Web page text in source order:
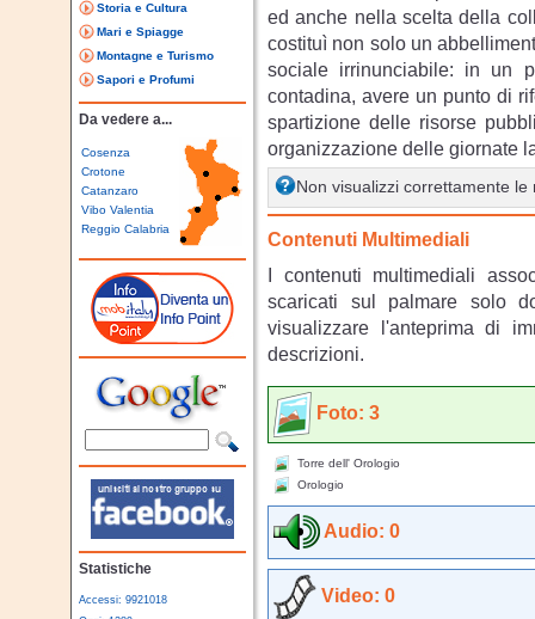
Storia e Cultura
Mari e Spiagge
Montagne e Turismo
Sapori e Profumi
Da vedere a...
Cosenza
Crotone
Catanzaro
Vibo Valentia
Reggio Calabria
Statistiche
Accessi: 9921018
ed anche nella scelta della
costituì non solo un
sociale irrinunciabile: in un
contadina, avere un punto di
spartizione delle risorse
organizzazione delle giornate
Non visualizzi correttamente
Contenuti Multimediali
I contenuti multimediali
scaricati sul palmare solo
visualizzare l'anteprima di
descrizioni.
Foto: 3
Torre dell' Orologio
Orologio
Audio: 0
Video: 0